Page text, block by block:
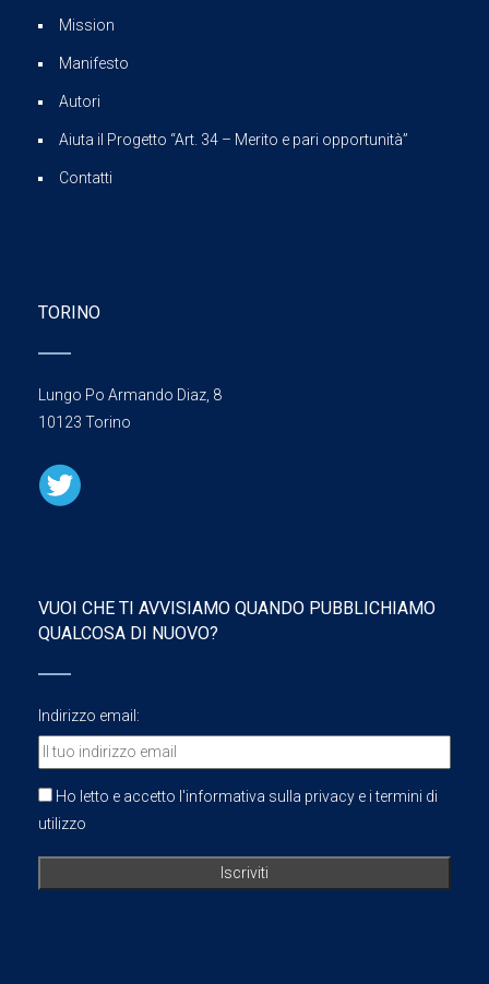
Mission
Manifesto
Autori
Aiuta il Progetto “Art. 34 – Merito e pari opportunità”
Contatti
TORINO
Lungo Po Armando Diaz, 8
10123 Torino
VUOI CHE TI AVVISIAMO QUANDO PUBBLICHIAMO
QUALCOSA DI NUOVO?
Indirizzo email:
Ho letto e accetto l'informativa sulla privacy e i termini di
utilizzo